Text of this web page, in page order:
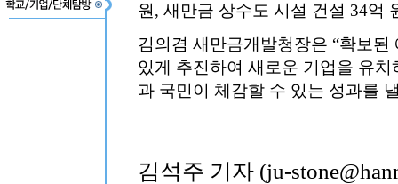
원, 새만금 상수도 시설 건설 34억
김의겸 새만금개발청장은 “확보
있게 추진하여 새로운 기업을 유
과 국민이 체감할 수 있는 성과를
김석주 기자 (ju-